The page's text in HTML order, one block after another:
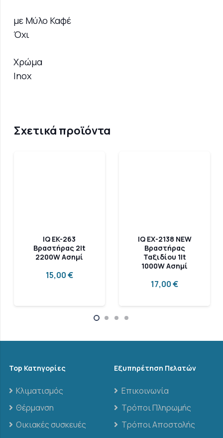
με Μύλο Καφέ
Όχι
Χρώμα
Inox
Σχετικά προϊόντα
IQ EK-263
Βραστήρας 2lt
2200W Ασημί
15,00€
IQ EX-2138 NEW
Βραστήρας
Ταξιδίου 1lt
1000W Ασημί
17,00€
Top Κατηγορίες
Κλιματισμός
Θέρμανση
Οικιακές συσκευές
Εξυπηρέτηση Πελατών
Επικοινωνία
Τρόποι Πληρωμής
Τρόποι Αποστολής